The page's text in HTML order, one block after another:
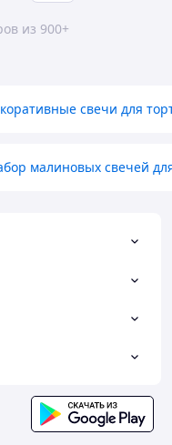
из 900+
свечи для
малиновых свечей